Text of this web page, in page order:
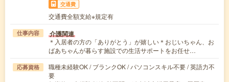
交通費
交通費全額支給※規定有
仕事内容 介護関連
＊入居者の方の「ありがとう」が嬉しい＊おじいちゃん、お
ばあちゃんが暮らす施設での生活サポートをお任せ…
応募資格
職種未経験OK / ブランクOK / パソコンスキル不要 / 英語力不
要